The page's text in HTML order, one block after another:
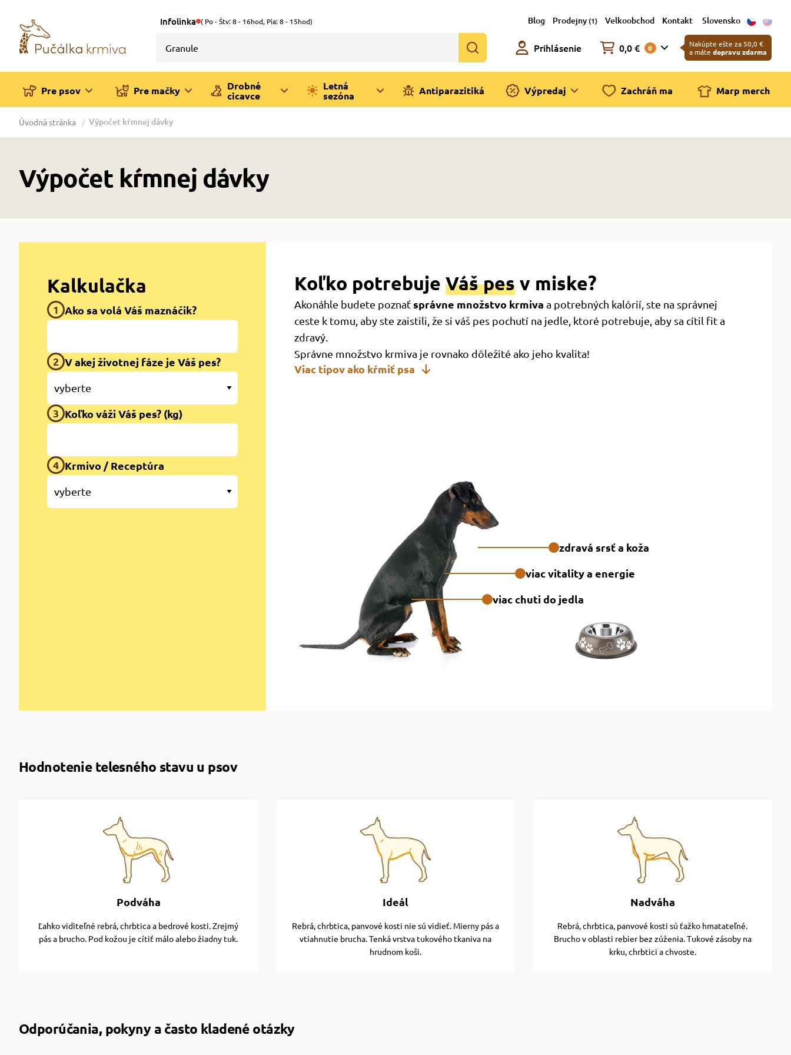
Infolinka ( Po - Štv: 8 - 16hod, Pia: 8 - 15hod) Blog Prodejny (1) Velkoobchod Kontakt Slovensko
Prihlásenie 0,0 € 0
Nakúpte ešte za 50,0 €
a máte dopravu zdarma
Pre psov Pre mačky
Drobné
cicavce
Letná
sezóna
Antiparazitiká Výpredaj Zachráň ma Marp merch
Úvodná stránka Výpočet kŕmnej dávky
Výpočet kŕmnej dávky
Kalkulačka
1 Ako sa volá Váš maznáčik?
2 V akej životnej fáze je Váš pes?
3 Koľko váži Váš pes? (kg)
4 Krmivo / Receptúra
Koľko potrebuje Váš pesv miske?
Akonáhle budete poznať správne množstvo krmiva a potrebných kalórií, ste na správnej
ceste k tomu, aby ste zaistili, že si váš pes pochutí na jedle, ktoré potrebuje, aby sa cítil fit a
zdravý.
Správne množstvo krmiva je rovnako dôležité ako jeho kvalita!
Viac tipov ako kŕmiť psa
zdravá srsť a koža
viac vitality a energie
viac chuti do jedla
Hodnotenie telesného stavu u psov
Podváha
Ľahko viditeľné rebrá, chrbtica a bedrové kosti. Zrejmý
pás a brucho. Pod kožou je cítiť málo alebo žiadny tuk.
Ideál
Rebrá, chrbtica, panvové kosti nie sú vidieť. Mierny pás a
vtiahnutie brucha. Tenká vrstva tukového tkaniva na
hrudnom koši.
Nadváha
Rebrá, chrbtica, panvové kosti sú ťažko hmatateľné.
Brucho v oblasti rebier bez zúženia. Tukové zásoby na
krku, chrbtici a chvoste.
Odporúčania, pokyny a často kladené otázky